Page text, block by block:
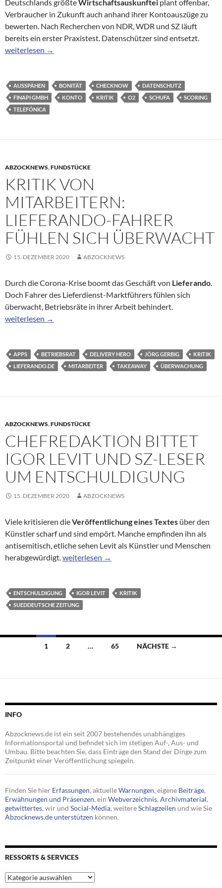
Deutschlands größteWirtschaftsauskunftei plant offenbar,
Verbraucher in Zukunft auch anhand ihrer Kontoauszüge zu
bewerten. Nach Recherchen von NDR, WDR und SZ läuft
bereits ein erster Praxistest. Datenschützer sind entsetzt.
Pläne der Auskunftei: Schufa will Kontoauszüge durchleuchten
weiterlesen →
AUSSPÄHEN BONITÄT CHECKNOW
DATENSCHUTZ
FINAPI GMBH
KONTO KRITIK O2 SCHUFA
SCORING
TELEFÓNICA
ABZOCKNEWS,FUNDSTÜCKE
KRITIK VON
MITARBEITERN:
LIEFERANDO-FAHRER
FÜHLEN SICH ÜBERWACHT
15. DEZEMBER 2020 ABZOCKNEWS
Durch die Corona-Krise boomt das Geschäft von Lieferando.
Doch Fahrer des Lieferdienst-Marktführers fühlen sich
überwacht, Betriebsräte in ihrer Arbeit behindert.
Kritik von Mitarbeitern: Lieferando-Fahrer fühlen sich
weiterlesen →
APPS BETRIEBSRAT DELIVERY HERO JÖRG GERBIG
KRITIK
LIEFERANDO.DE
MITARBEITER TAKEAWAY ÜBERWACHUNG
ABZOCKNEWS,FUNDSTÜCKE
CHEFREDAKTION BITTET
IGOR LEVIT UND SZ-LESER
UM ENTSCHULDIGUNG
15. DEZEMBER 2020 ABZOCKNEWS
Viele kritisieren dieVeröffentlichung eines Textes über den
Künstler scharf und sind empört. Manche empfinden ihn als
antisemitisch, etliche sehen Levit als Künstler und Menschen
herabgewürdigt.Chefredaktion bittet Igor Levit und SZ-Leser
weiterlesen →
ENTSCHULDIGUNG IGOR LEVIT
KRITIK
SUEDDEUTSCHE ZEITUNG
Beitragsnavigation
1 2 … 65 NÄCHSTE →
INFO
Abzocknews.de ist ein seit 2007 bestehendes unabhängiges
Informationsportal und befindet sich im stetigen Auf-, Aus- und
Umbau. Bitte beachten Sie, dass Einträge den Stand der Dinge zum
Zeitpunkt einer Veröffentlichung spiegeln.
Finden Sie hier Erfassungen, aktuelleWarnungen, eigene Beiträge,
Erwähnungen und Präsenzen, ein Webverzeichnis, Archivmaterial,
getwittertes, wir und Social-Media, weitereSchlagzeilen und wie Sie
Abzocknews.de unterstützen können.
RESSORTS & SERVICES
Ressorts
&